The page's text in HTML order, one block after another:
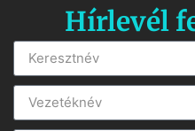
Hírlevél